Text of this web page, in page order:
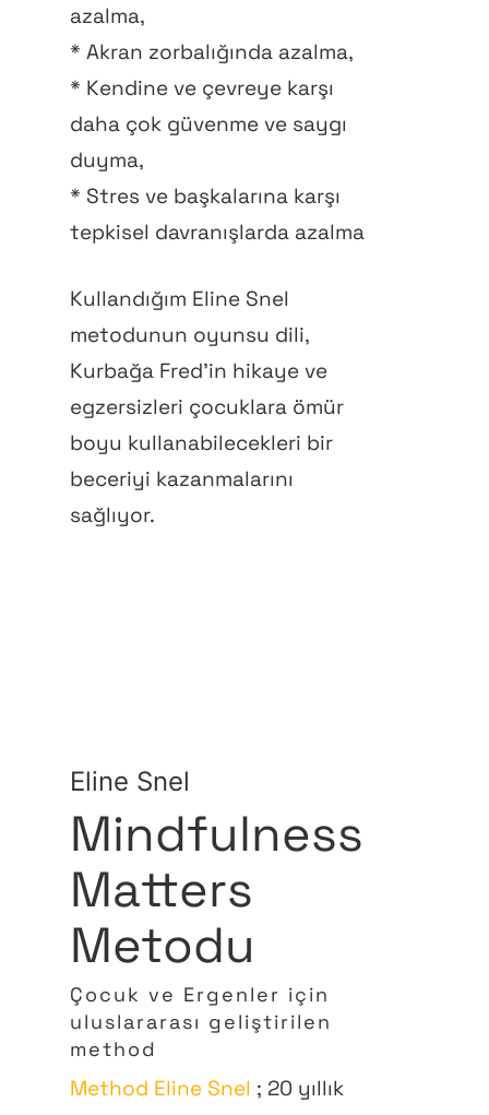
azalma,
* Akran zorbalığında azalma,
* Kendine ve çevreye karşı
daha çok güvenme ve saygı
duyma,
* Stres ve başkalarına karşı
tepkisel davranışlarda azalma
Kullandığım Eline Snel
metodunun oyunsu dili,
Kurbağa Fred’in hikaye ve
egzersizleri çocuklara ömür
boyu kullanabilecekleri bir
beceriyi kazanmalarını
sağlıyor.
Eline Snel
Mindfulness
Matters
Metodu
Çocuk ve Ergenler için
uluslararası geliştirilen
method
Method Eline Snel ; 20 yıllık